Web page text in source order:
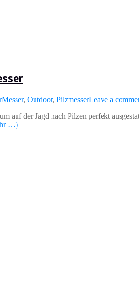
Messer, Outdoor, PilzmesserLeave a
auf der Jagd nach Pilzen perfekt
…)